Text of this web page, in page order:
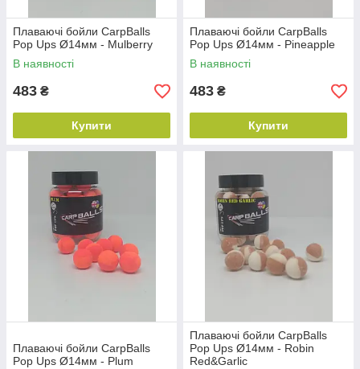
Плаваючі бойли CarpBalls
Pop Ups Ø14мм - Mulberry
В наявності
483 ₴
Купити
Плаваючі бойли CarpBalls
Pop Ups Ø14мм - Pineapple
В наявності
483 ₴
Купити
Плаваючі бойли CarpBalls
Pop Ups Ø14мм - Plum
Плаваючі бойли CarpBalls
Pop Ups Ø14мм - Robin
Red&Garlic